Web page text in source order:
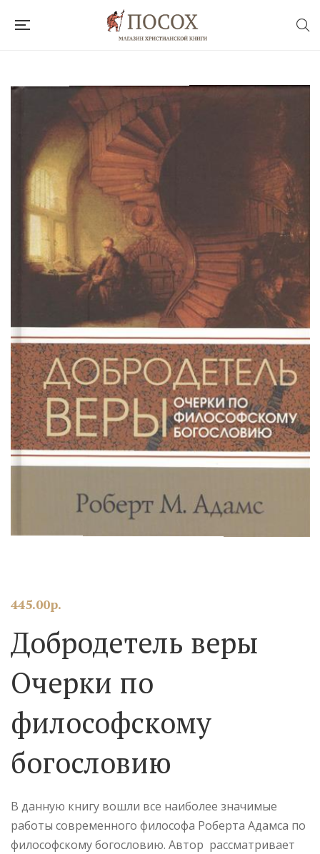
445.00р.
Добродетель веры
Очерки по
философскому
богословию
В данную книгу вошли все наиболее значимые
работы современного философа Роберта Адамса по
философскому богословию. Автор рассматривает